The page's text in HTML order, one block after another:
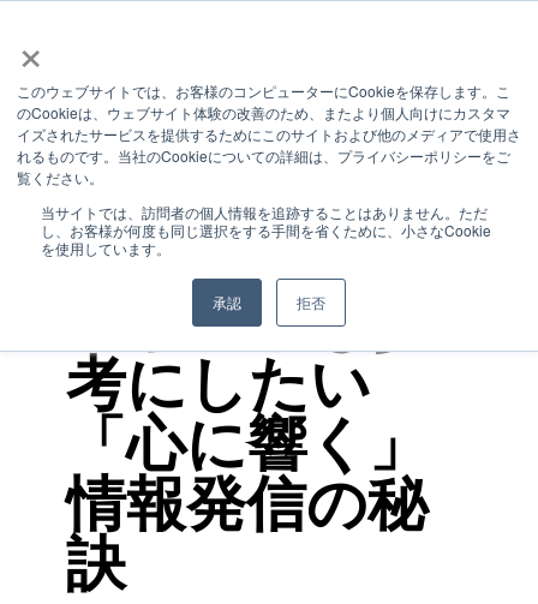
×
このウェブサイトでは、お客様のコンピューターにCookieを保存します。こ
のCookieは、ウェブサイト体験の改善のため、またより個人向けにカスタマ
イズされたサービスを提供するためにこのサイトおよび他のメディアで使用さ
れるものです。当社のCookieについての詳細は、プライバシーポリシーをご
覧ください。
当サイトでは、訪問者の個人情報を追跡することはありません。ただ
し、お客様が何度も同じ選択をする手間を省くために、小さなCookie
を使用しています。
承認 拒否
1 MIN READ
介護業界の
SNSに学ぶ！
中小企業も参
考にしたい
「心に響く」
情報発信の秘
訣